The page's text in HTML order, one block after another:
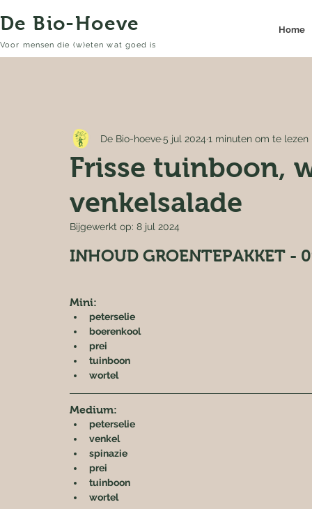
Frisse tuinboon,
venkelsalade
De Bio-hoeve5 jul 2024 1 minuten om te lezen
Bijgewerkt op: 8 jul 2024
INHOUD GROENTEPAKKET -
Mini:
peterselie
boerenkool
prei
tuinboon
wortel
Medium:
peterselie
venkel
spinazie
prei
tuinboon
wortel
De Bio-Hoeve
Voor mensen die (w)eten wat goed is
Home